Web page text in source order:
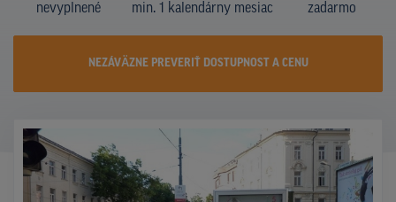
nevyplnené min. 1 kalendárny mesiac zadarmo
NEZÁVÄZNE PREVERIŤ DOSTUPNOST A CENU